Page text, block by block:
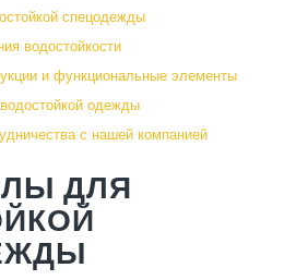
спецодежды
водостойкости
и функциональные элементы
одежды
с нашей компанией
ДЛЯ